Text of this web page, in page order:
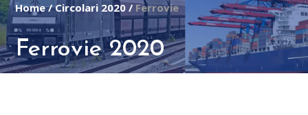
Home/Circolari 2020 / Ferrovie
Ferrovie 2020